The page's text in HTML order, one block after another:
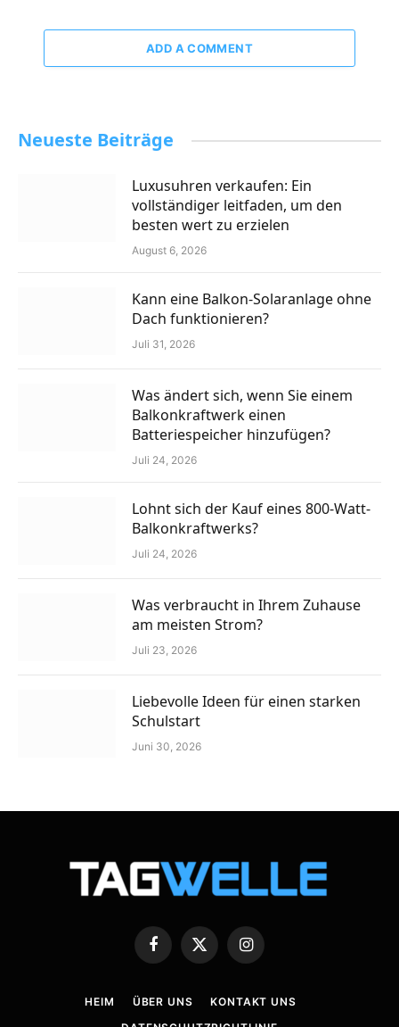
ADD A COMMENT
Neueste Beiträge
Luxusuhren verkaufen: Ein
vollständiger leitfaden, um den
besten wert zu erzielen
August 6, 2026
Kann eine Balkon-Solaranlage ohne
Dach funktionieren?
Juli 31, 2026
Was ändert sich, wenn Sie einem
Balkonkraftwerk einen
Batteriespeicher hinzufügen?
Juli 24, 2026
Lohnt sich der Kauf eines 800-Watt-
Balkonkraftwerks?
Juli 24, 2026
Was verbraucht in Ihrem Zuhause
am meisten Strom?
Juli 23, 2026
Liebevolle Ideen für einen starken
Schulstart
Juni 30, 2026
Facebook
X
Instagram
HEIM ÜBER UNS
KONTAKT UNS